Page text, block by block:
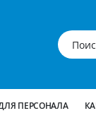
ПЕРСОНАЛА